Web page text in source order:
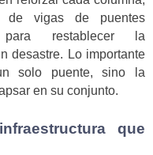
de vigas de puentes
para restablecer la
desastre. Lo importante
solo puente, sino la
en su conjunto.
que